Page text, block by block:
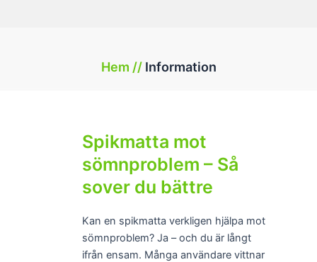
Hem //Information
Spikmatta mot
sömnproblem – Så
sover du bättre
Kan en spikmatta verkligen hjälpa mot
sömnproblem? Ja – och du är långt
ifrån ensam. Många användare vittnar